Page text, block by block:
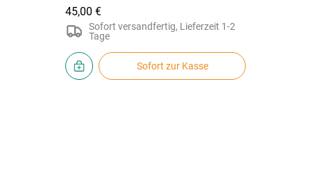
45,00 €
Sofort versandfertig, Lieferzeit 1-2
Tage
Sofort zur Kasse